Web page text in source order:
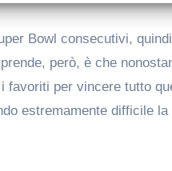
però, è che
per vincere tutto
estremamente difficile